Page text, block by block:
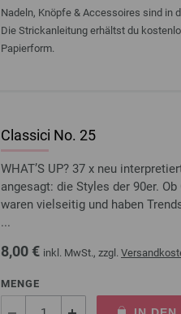
Nadeln, Knöpfe & Accessoires sind in
Die Strickanleitung erhältst du
Papierform.
Classici No. 25
WHAT’S UP? 37 x neu
angesagt: die Styles der 90er.
waren vielseitig und haben
...
8,00 € inkl. MwSt., zzgl.
MENGE